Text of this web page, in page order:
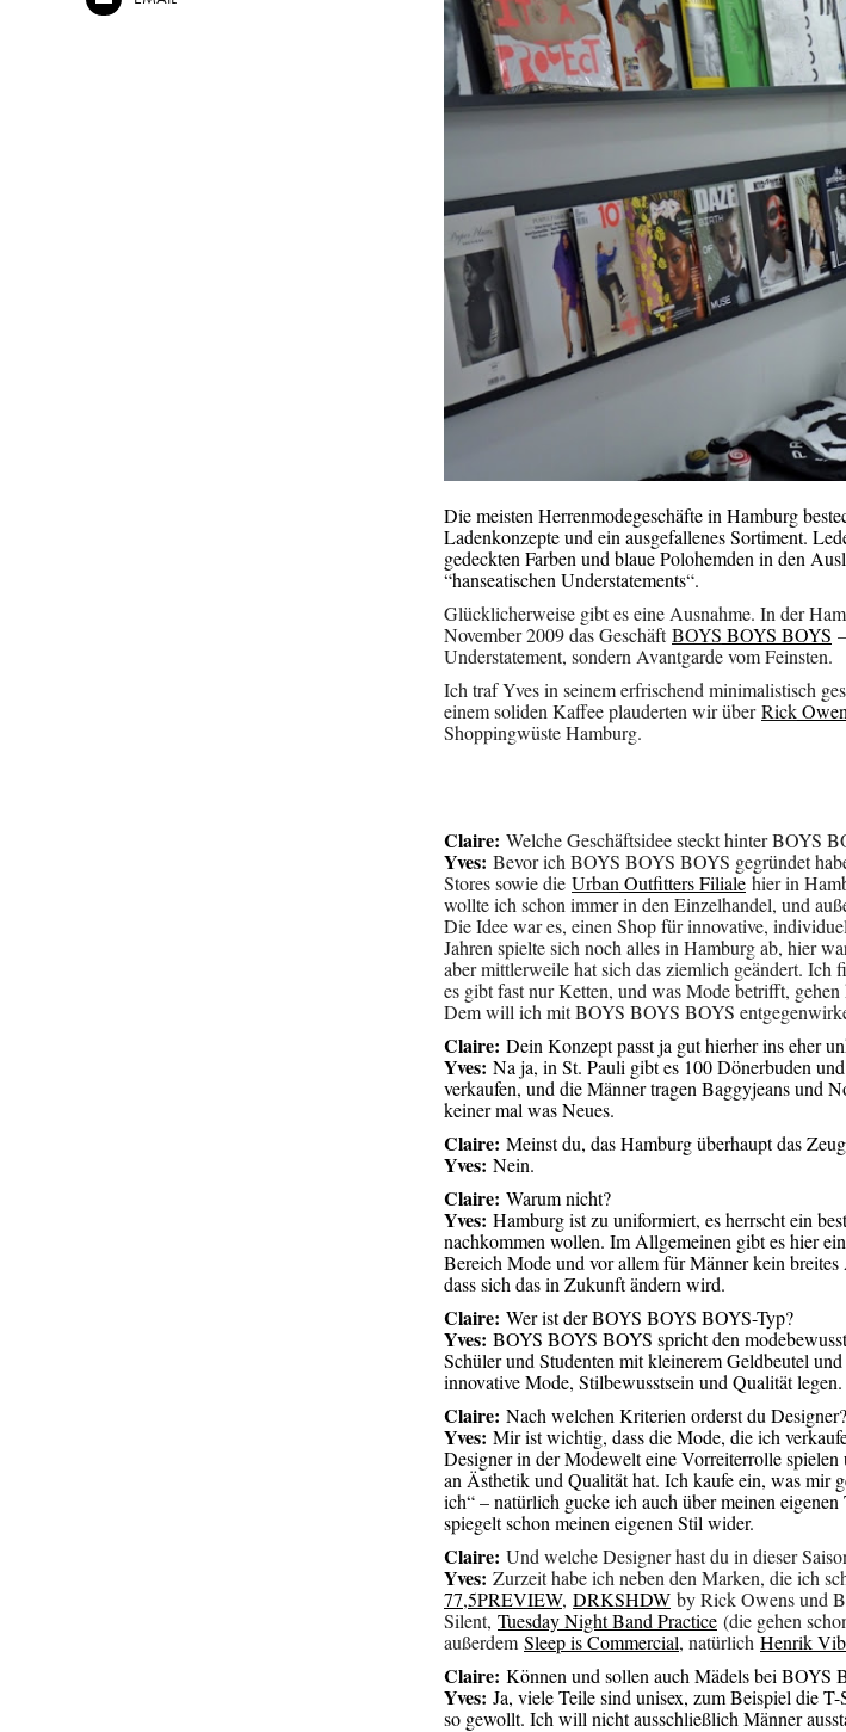
Die meisten Herrenmodegeschäfte in Hamburg
Ladenkonzepte und ein ausgefallenes Sortiment.
gedeckten Farben und blaue Polohemden in den
“hanseatischen Understatements“.
Glücklicherweise gibt es eine Ausnahme. In der
November 2009 das GeschäftBOYS BOYS BOYS
Understatement, sondern Avantgarde vom Feinsten.
Ich traf Yves in seinem erfrischend minimalistisch
einem soliden Kaffee plauderten wir überRick
Shoppingwüste Hamburg.
Claire: Welche Geschäftsidee steckt hinter BOYS
Yves: Bevor ich BOYS BOYS BOYS gegründet
Stores sowie die Urban Outfitters Filiale hier in
wollte ich schon immer in den Einzelhandel, und
Die Idee war es, einen Shop für innovative,
Jahren spielte sich noch alles in Hamburg ab, hier
aber mittlerweile hat sich das ziemlich geändert. Ich
es gibt fast nur Ketten, und was Mode betrifft,
Dem will ich mit BOYS BOYS BOYS
Claire: Dein Konzept passt ja gut hierher ins eher
Yves: Na ja, in St. Pauli gibt es 100 Dönerbuden
verkaufen, und die Männer tragen Baggyjeans und
keiner mal was Neues.
Claire: Meinst du, das Hamburg überhaupt das
Yves: Nein.
Claire: Warum nicht?
Yves: Hamburg ist zu uniformiert, es herrscht ein
nachkommen wollen. Im Allgemeinen gibt es hier
Bereich Mode und vor allem für Männer kein
dass sich das in Zukunft ändern wird.
Claire: Wer ist der BOYS BOYS BOYS-Typ?
Yves: BOYS BOYS BOYS spricht den
Schüler und Studenten mit kleinerem Geldbeutel
innovative Mode, Stilbewusstsein und Qualität legen.
Claire: Nach welchen Kriterien orderst du Designer?
Yves: Mir ist wichtig, dass die Mode, die ich
Designer in der Modewelt eine Vorreiterrolle
an Ästhetik und Qualität hat. Ich kaufe ein, was mir
ich“ – natürlich gucke ich auch über meinen
spiegelt schon meinen eigenen Stil wider.
Claire: Und welche Designer hast du in dieser
Yves: Zurzeit habe ich neben den Marken, die ich
77,5PREVIEW, DRKSHDW by Rick Owens und
Silent, Tuesday Night Band Practice (die gehen
außerdem Sleep is Commercial, natürlich Henrik
Claire: Können und sollen auch Mädels bei BOYS
Yves: Ja, viele Teile sind unisex, zum Beispiel die
so gewollt. Ich will nicht ausschließlich Männer